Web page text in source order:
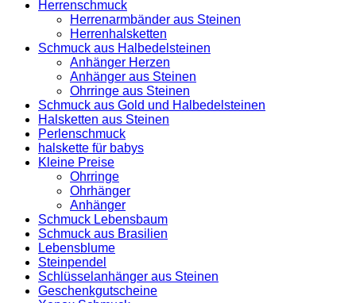
Herrenschmuck
Herrenarmbänder aus Steinen
Herrenhalsketten
Schmuck aus Halbedelsteinen
Anhänger Herzen
Anhänger aus Steinen
Ohrringe aus Steinen
Schmuck aus Gold und Halbedelsteinen
Halsketten aus Steinen
Perlenschmuck
halskette für babys
Kleine Preise
Ohrringe
Ohrhänger
Anhänger
Schmuck Lebensbaum
Schmuck aus Brasilien
Lebensblume
Steinpendel
Schlüsselanhänger aus Steinen
Geschenkgutscheine